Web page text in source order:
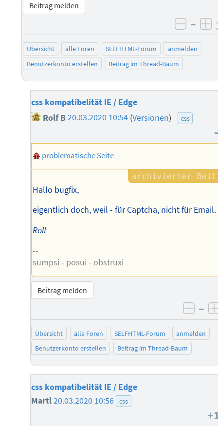
Beitrag melden
–
Übersicht alle Foren SELFHTML-Forum
anmelden
Benutzerkonto erstellen
Beitrag im Thread-Baum
css kompatibelität IE / Edge
Rolf B20.03.2020 10:54 (Versionen) css
problematische Seite
Hallo bugfix,
eigentlich doch, weil - für Captcha, nicht für Email.
Rolf
--
sumpsi - posui - obstruxi
Beitrag melden
–
Übersicht alle Foren SELFHTML-Forum
anmelden
Benutzerkonto erstellen
Beitrag im Thread-Baum
css kompatibelität IE / Edge
Martl20.03.2020 10:56 css